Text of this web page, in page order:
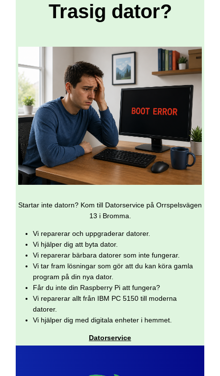
Trasig dator?
Startar inte datorn? Kom till Datorservice på Orrspelsvägen
13 i Bromma.
Vi reparerar och uppgraderar datorer.
Vi hjälper dig att byta dator.
Vi reparerar bärbara datorer som inte fungerar.
Vi tar fram lösningar som gör att du kan köra gamla
program på din nya dator.
Får du inte din Raspberry Pi att fungera?
Vi reparerar allt från IBM PC 5150 till moderna
datorer.
Vi hjälper dig med digitala enheter i hemmet.
Datorservice